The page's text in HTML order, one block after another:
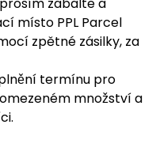
místo PPL Parcel
zpětné zásilky, za
termínu pro
množství a